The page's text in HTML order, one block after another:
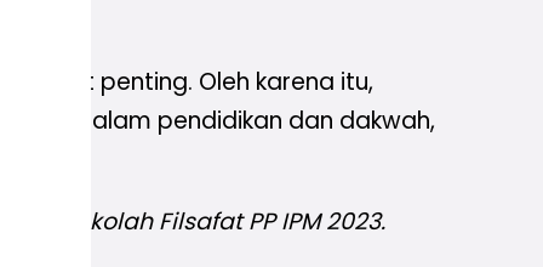
penting. Oleh karena itu,
IPM dalam pendidikan dan dakwah,
Sekolah Filsafat PP IPM 2023.